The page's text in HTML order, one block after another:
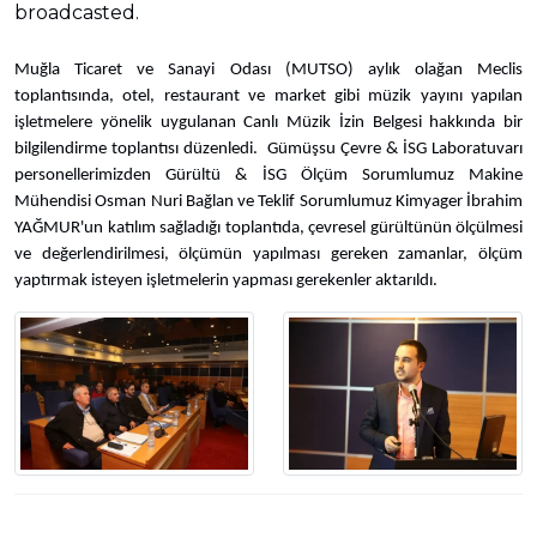
broadcasted.
Muğla Ticaret ve Sanayi Odası (MUTSO) aylık olağan Meclis
toplantısında, otel, restaurant ve market gibi müzik yayını yapılan
işletmelere yönelik uygulanan Canlı Müzik İzin Belgesi hakkında bir
bilgilendirme toplantısı düzenledi. Gümüşsu Çevre & İSG Laboratuvarı
personellerimizden Gürültü & İSG Ölçüm Sorumlumuz Makine
Mühendisi Osman Nuri Bağlan ve Teklif Sorumlumuz Kimyager İbrahim
YAĞMUR'un katılım sağladığı toplantıda, çevresel gürültünün ölçülmesi
ve değerlendirilmesi, ölçümün yapılması gereken zamanlar, ölçüm
yaptırmak isteyen işletmelerin yapması gerekenler aktarıldı.